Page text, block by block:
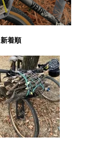
新着順